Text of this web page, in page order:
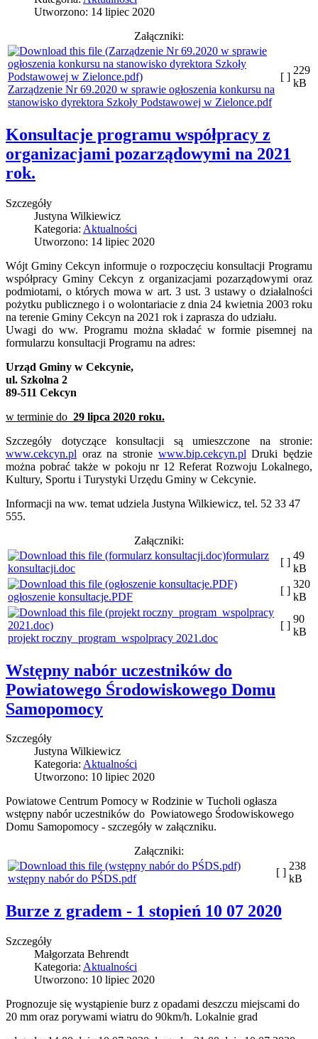
Utworzono: 14 lipiec 2020
Załączniki:
Zarządzenie Nr 69.2020 w sprawie ogłoszenia konkursu na
stanowisko dyrektora Szkoły Podstawowej w Zielonce.pdf
[ ]
229
kB
Konsultacje programu współpracy z
organizacjami pozarządowymi na 2021
rok.
Szczegóły
Justyna Wilkiewicz
Kategoria: Aktualności
Utworzono: 14 lipiec 2020
Wójt Gminy Cekcyn informuje o rozpoczęciu konsultacji Programu
współpracy Gminy Cekcyn z organizacjami pozarządowymi oraz
podmiotami, o których mowa w art. 3 ust. 3 ustawy o działalności
pożytku publicznego i o wolontariacie z dnia 24 kwietnia 2003 roku
na terenie Gminy Cekcyn na 2021 rok i zaprasza do udziału.
Uwagi do ww. Programu można składać w formie pisemnej na
formularzu konsultacji Programu na adres:
Urząd Gminy w Cekcynie,
ul. Szkolna 2
89-511 Cekcyn
w terminie do 29 lipca 2020 roku.
Szczegóły dotyczące konsultacji są umieszczone na stronie:
www.cekcyn.pl oraz na stronie www.bip.cekcyn.pl Druki będzie
można pobrać także w pokoju nr 12 Referat Rozwoju Lokalnego,
Kultury, Sportu i Turystyki Urzędu Gminy w Cekcynie.
Informacji na ww. temat udziela Justyna Wilkiewicz, tel. 52 33 47
555.
Załączniki:
formularz
konsultacji.doc
[ ]
49
kB
ogłoszenie konsultacje.PDF
[ ]
320
kB
projekt roczny_program_wspolpracy 2021.doc
[ ]
90
kB
Wstępny nabór uczestników do
Powiatowego Środowiskowego Domu
Samopomocy
Szczegóły
Justyna Wilkiewicz
Kategoria: Aktualności
Utworzono: 10 lipiec 2020
Powiatowe Centrum Pomocy w Rodzinie w Tucholi ogłasza
wstępny nabór uczestników do Powiatowego Środowiskowego
Domu Samopomocy - szczegóły w załączniku.
Załączniki:
wstępny nabór do PŚDS.pdf
[ ]
238
kB
Burze z gradem - 1 stopień 10 07 2020
Szczegóły
Małgorzata Behrendt
Kategoria: Aktualności
Utworzono: 10 lipiec 2020
Prognozuje się wystąpienie burz z opadami deszczu miejscami do
20 mm oraz porywami wiatru do 90km/h. Lokalnie grad